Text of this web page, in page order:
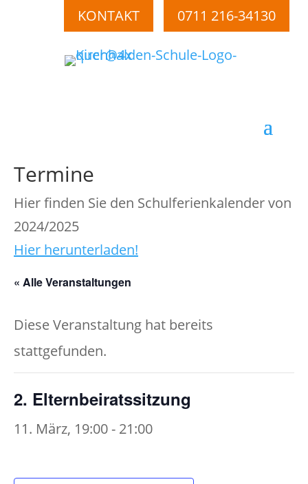
KONTAKT 0711 216-34130
Termine
Hier finden Sie den Schulferienkalender von
2024/2025
Hier herunterladen!
« Alle Veranstaltungen
Diese Veranstaltung hat bereits
stattgefunden.
2. Elternbeiratssitzung
11. März, 19:00- 21:00